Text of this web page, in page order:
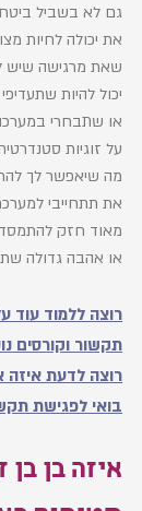
גם לא בשביל
את יכולה לחיות
שאת מרגישה שיש
יכול להיות
או שתבחרי
על זוגיות
מה שיאפשר לך
את תתחייבי
מאוד חזק
או אהבה גדולה
רוצה ללמוד עוד
תקשור וקורסים
רוצה לדעת איזה
בואי לפגישת
איזה בן בן